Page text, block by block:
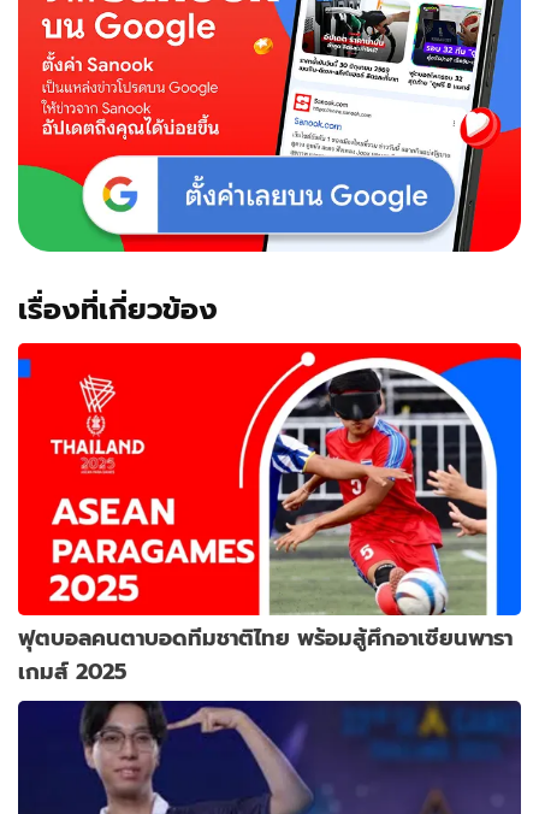
เรื่องที่เกี่ยวข้อง
ฟุตบอลคนตาบอดทีมชาติไทย พร้อมสู้ศึกอาเซียนพารา
เกมส์ 2025